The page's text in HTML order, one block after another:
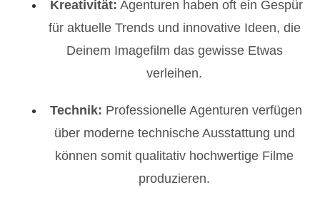
Kreativität: Agenturen haben oft ein Gespür
für aktuelle Trends und innovative Ideen, die
Deinem Imagefilm das gewisse Etwas
verleihen.
Technik: Professionelle Agenturen verfügen
über moderne technische Ausstattung und
können somit qualitativ hochwertige Filme
produzieren.